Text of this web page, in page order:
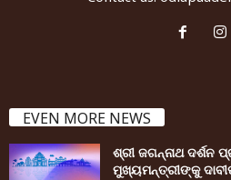
EVEN MORE NEWS
ଶ୍ରୀ ଜଗନ୍ନାଥ ଦର୍ଶନ
ମୁଖ୍ୟମନ୍ତ୍ରୀଙ୍କୁ